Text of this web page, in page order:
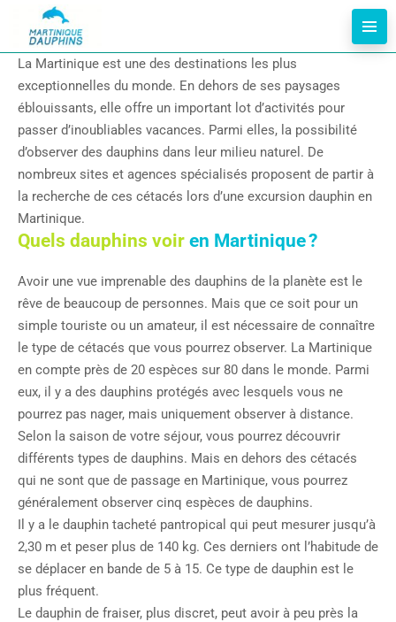
La Martinique est une des destinations les plus
exceptionnelles du monde. En dehors de ses paysages
éblouissants, elle offre un important lot d’activités pour
passer d’inoubliables vacances. Parmi elles, la possibilité
d’observer des dauphins dans leur milieu naturel. De
nombreux sites et agences spécialisés proposent de partir à
la recherche de ces cétacés lors d’une excursion dauphin en
Martinique.
Quels dauphins voir en Martinique ?
Avoir une vue imprenable des dauphins de la planète est le
rêve de beaucoup de personnes. Mais que ce soit pour un
simple touriste ou un amateur, il est nécessaire de connaître
le type de cétacés que vous pourrez observer. La Martinique
en compte près de 20 espèces sur 80 dans le monde. Parmi
eux, il y a des dauphins protégés avec lesquels vous ne
pourrez pas nager, mais uniquement observer à distance.
Selon la saison de votre séjour, vous pourrez découvrir
différents types de dauphins. Mais en dehors des cétacés
qui ne sont que de passage en Martinique, vous pourrez
généralement observer cinq espèces de dauphins.
Il y a le dauphin tacheté pantropical qui peut mesurer jusqu’à
2,30 m et peser plus de 140 kg. Ces derniers ont l’habitude de
se déplacer en bande de 5 à 15. Ce type de dauphin est le
plus fréquent.
Le dauphin de fraiser, plus discret, peut avoir à peu près la